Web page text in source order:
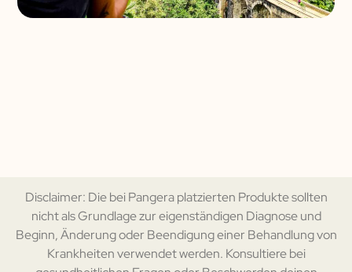
Disclaimer: Die bei Pangera platzierten Produkte sollten
nicht als Grundlage zur eigenständigen Diagnose und
Beginn, Änderung oder Beendigung einer Behandlung von
Krankheiten verwendet werden. Konsultiere bei